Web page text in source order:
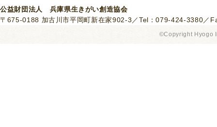
公益財団法人 兵庫県生きがい創造協会
〒675-0188 加古川市平岡町新在家902-3／Tel：079-424-3380／
©Copyright Hyogo